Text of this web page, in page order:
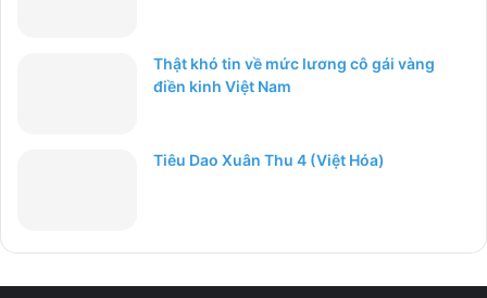
Thật khó tin về mức lương cô gái vàng
điền kinh Việt Nam
Tiêu Dao Xuân Thu 4 (Việt Hóa)